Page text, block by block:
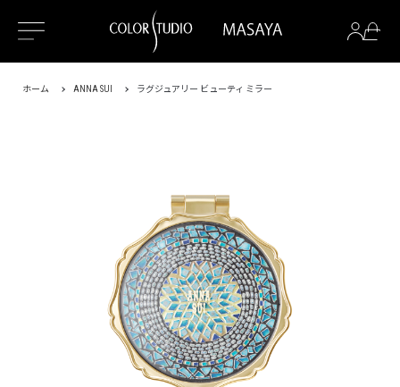
ホーム ANNA SUI ラグジュアリー ビューティ ミラー